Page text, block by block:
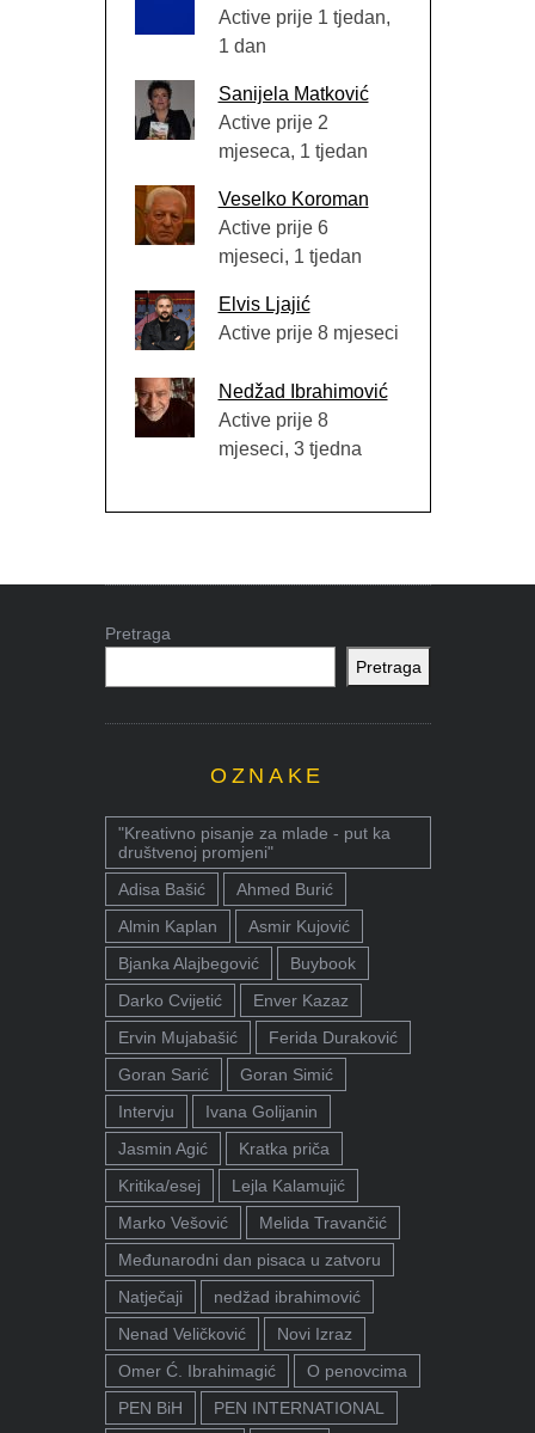
Active prije 1 tjedan,
1 dan
Sanijela Matković
Active prije 2
mjeseca, 1 tjedan
Veselko Koroman
Active prije 6
mjeseci, 1 tjedan
Elvis Ljajić
Active prije 8 mjeseci
Nedžad Ibrahimović
Active prije 8
mjeseci, 3 tjedna
Pretraga
Pretraga
OZNAKE
"Kreativno pisanje za mlade - put ka
društvenoj promjeni"
Adisa Bašić
Ahmed Burić
Almin Kaplan
Asmir Kujović
Bjanka Alajbegović
Buybook
Darko Cvijetić
Enver Kazaz
Ervin Mujabašić
Ferida Duraković
Goran Sarić
Goran Simić
Intervju
Ivana Golijanin
Jasmin Agić
Kratka priča
Kritika/esej
Lejla Kalamujić
Marko Vešović
Melida Travančić
Međunarodni dan pisaca u zatvoru
Natječaji
nedžad ibrahimović
Nenad Veličković
Novi Izraz
Omer Ć. Ibrahimagić
O penovcima
PEN BiH
PEN INTERNATIONAL